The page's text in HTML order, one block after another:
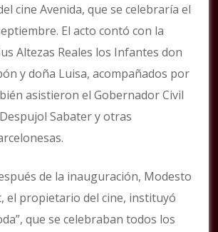
cine Avenida, que se celebraría el
El acto contó con la
Altezas Reales los Infantes don
y doña Luisa, acompañados por
asistieron el Gobernador Civil
Sabater y otras
de la inauguración, Modesto
el propietario del cine, instituyó
que se celebraban todos los